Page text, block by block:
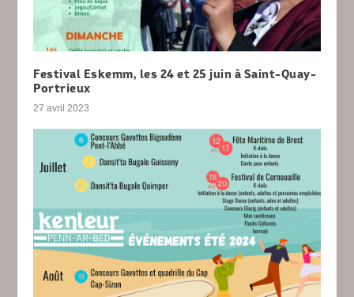
Festival Eskemm, les 24 et 25 juin à Saint-Quay-
Portrieux
27 avril 2023